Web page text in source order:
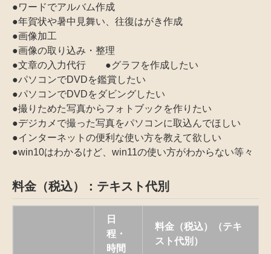
●ワードでアルバム作成
●年賀状や暑中見舞い、往復はがき作成
●画像加工
●画像の取り込み・整理
●文章の入力代行 ●グラフを作成したい
●パソコンでDVDを鑑賞したい
●パソコンでDVDをダビングしたい
●撮りためた写真からフォトブックを作りたい
●デジカメで撮った写真をパソコンに取込んでほしい
●インターネットの便利な使い方を教えて欲しい
●win10はわかるけど、win11の使い方がわからない等々
料金（税込）：テキスト代別
日
程・
時間
料金（税込）（テキ
スト代別）